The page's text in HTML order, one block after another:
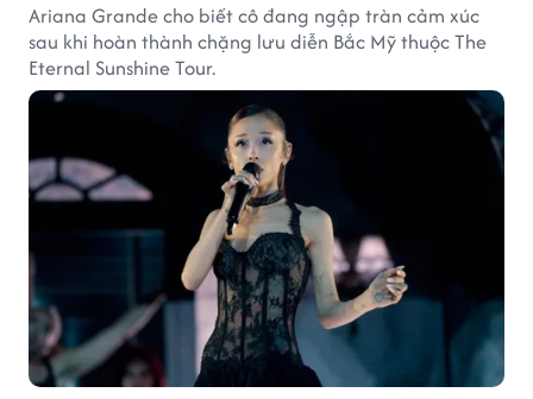
Ariana Grande cho biết cô đang ngập tràn cảm xúc
sau khi hoàn thành chặng lưu diễn Bắc Mỹ thuộc The
Eternal Sunshine Tour.